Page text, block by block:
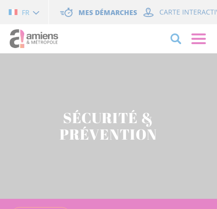
FR MES DÉMARCHES CARTE
SÉCURITÉ &
PRÉVENTION